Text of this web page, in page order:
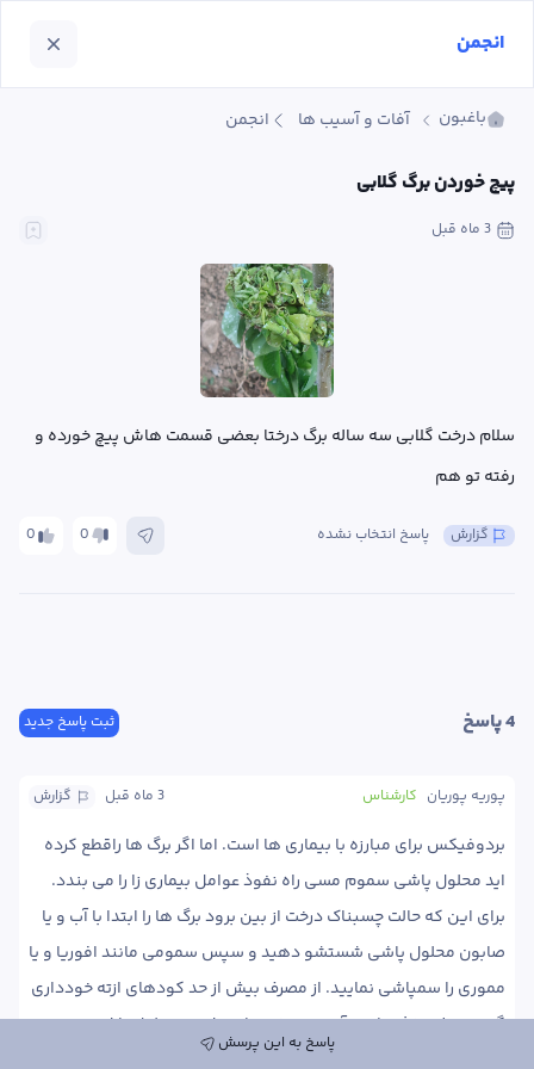
باغبون آفات و آسیب ها انجمن
پیچ خوردن برگ گلابی
3 ماه قبل
رفته تو هم
0 0 پاسخ انتخاب نشده گزارش
ثبت پاسخ جدید 4 پاسخ
گزارش 3 ماه قبل کارشناس پوریه پوریان
گردد. تنش تغذیه ای و آبی به درخت وارد نشود. محلول پاشی
پاسخ به این پرسش
انجمن